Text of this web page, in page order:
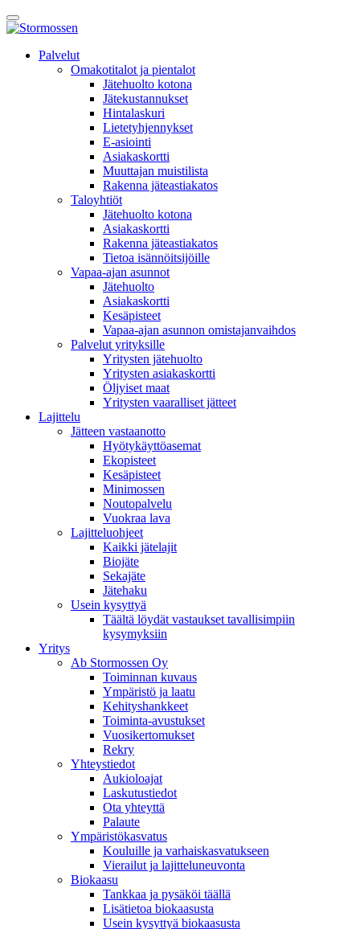
Skip
toAvaa
päävalikko
asiointiPalvelut
Omakotitalot ja pientalot
Jätehuolto kotona
Jätekustannukset
Hintalaskuri
Lietetyhjennykset
E-asiointi
Asiakaskortti
Muuttajan muistilista
Rakenna jäteastiakatos
Taloyhtiöt
Jätehuolto kotona
Asiakaskortti
Rakenna jäteastiakatos
Tietoa isännöitsijöille
Vapaa-ajan asunnot
Jätehuolto
Asiakaskortti
Kesäpisteet
Vapaa-ajan asunnon omistajanvaihdos
Palvelut yrityksille
Yritysten jätehuolto
Yritysten asiakaskortti
Öljyiset maat
Yritysten vaaralliset jätteet
Lajittelu
Jätteen vastaanotto
Hyötykäyttöasemat
Ekopisteet
Kesäpisteet
Minimossen
Noutopalvelu
Vuokraa lava
Lajitteluohjeet
Kaikki jätelajit
Biojäte
Sekajäte
Jätehaku
Usein kysyttyä
Täältä löydät vastaukset tavallisimpiin
kysymyksiin
Yritys
Ab Stormossen Oy
Toiminnan kuvaus
Ympäristö ja laatu
Kehityshankkeet
Toiminta-avustukset
Vuosikertomukset
Rekry
Yhteystiedot
Aukioloajat
Laskutustiedot
Ota yhteyttä
Palaute
Ympäristökasvatus
Kouluille ja varhaiskasvatukseen
Vierailut ja lajitteluneuvonta
Biokaasu
Tankkaa ja pysäköi täällä
Lisätietoa biokaasusta
Usein kysyttyä biokaasusta